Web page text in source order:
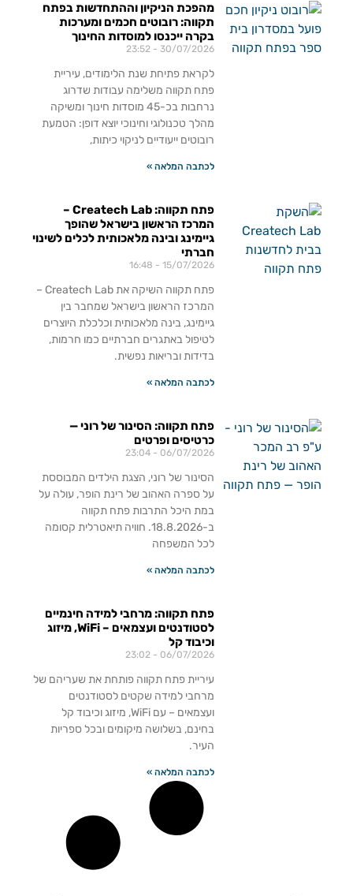
מהפכת הניקיון וההתחדשות בפתח
תקווה: רובוטים חכמים ומערכות
בקרה ייכנסו למוסדות החינוך
30/07/2026
לקראת פתיחת שנת הלימודים, עיריית
פתח תקווה משלימה עבודות שדרוג
נרחבות בכ-45 מוסדות חינוך ומשיקה
מהלך טכנולוגי וחינוכי יוצא דופן: הטמעת
רובוטים ייעודיים לניקוי כיתות,
לכתבה המלאה »
פתח תקווה: Createch Lab –
המרכז הראשון בישראל שהופך
גיימינג ובינה מלאכותית לכלים לשינוי
חברתי
15/07/2026
פתח תקווה השיקה את Createch Lab –
המרכז הראשון בישראל שמחבר בין
גיימינג, בינה מלאכותית וכלכלת היוצרים
לטיפול באתגרים חברתיים כמו חרמות,
בדידות ובריאות נפשית.
לכתבה המלאה »
פתח תקווה: הסינור של רוני —
כרטיסים ופרטים
06/07/2026
הסינור של רוני, הצגת הילדים המבוססת
על ספרה האהוב של רינת הופר, עולה על
במת היכל התרבות פתח תקווה
ב-18.8.2026. חוויה תיאטרלית קסומה
לכל המשפחה
לכתבה המלאה »
פתח תקווה: מרחבי למידה חינמיים
לסטודנטים ועצמאים – WiFi, מיזוג
וכיבוד קל
06/07/2026
עיריית פתח תקווה פותחת את שעריהם של
מרחבי למידה שקטים לסטודנטים
ועצמאים – עם WiFi, מיזוג וכיבוד קל
בחינם, בשלושה מיקומים ובכל ספריות
העיר.
לכתבה המלאה »